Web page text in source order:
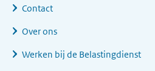
Contact
Over ons
Werken bij de Belastingdienst